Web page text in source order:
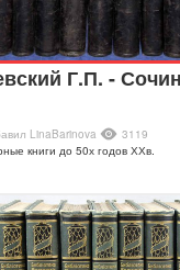
Г.П. -
LinaBarinova
3119
книги до 50х годов ХХв.